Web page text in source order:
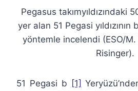
Pegasus takımyıldızındaki
yer alan 51 Pegasi
yöntemle incelendi (ESO/
Risinger).
51 Pegasi b [1]